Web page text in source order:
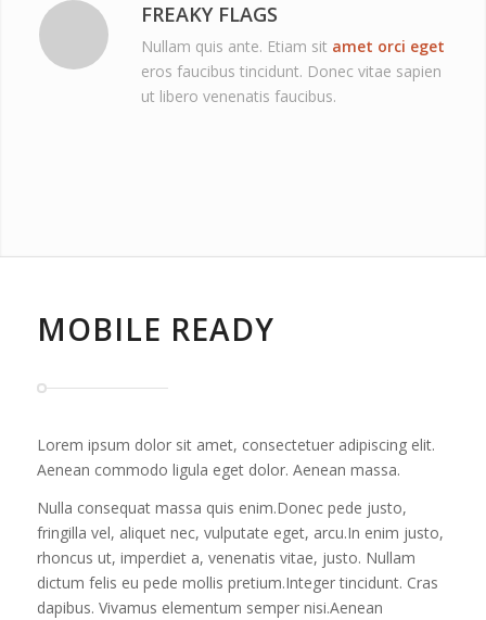
FREAKY FLAGS
Nullam quis ante. Etiam sit amet orci eget
eros faucibus tincidunt. Donec vitae sapien
ut libero venenatis faucibus.
MOBILE READY
Lorem ipsum dolor sit amet, consectetuer adipiscing elit.
Aenean commodo ligula eget dolor. Aenean massa.
Nulla consequat massa quis enim.Donec pede justo,
fringilla vel, aliquet nec, vulputate eget, arcu.In enim justo,
rhoncus ut, imperdiet a, venenatis vitae, justo. Nullam
dictum felis eu pede mollis pretium.Integer tincidunt. Cras
dapibus. Vivamus elementum semper nisi.Aenean